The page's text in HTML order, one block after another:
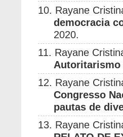
10. Rayane
democracia
2020.
11. Rayane
Autoritarismo
12. Rayane
Congresso
pautas de
13. Rayane